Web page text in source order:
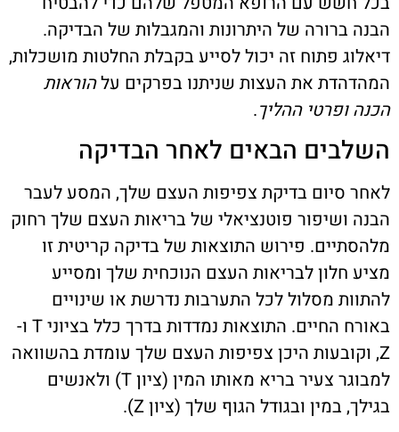
הבנה ברורה של היתרונות והמגבלות של הבדיקה.
דיאלוג פתוח זה יכול לסייע בקבלת החלטות מושכלות,
המהדהדת את העצות שניתנו בפרקים עלהוראות
הכנה ופרטי ההליך.
השלבים הבאים לאחר הבדיקה
לאחר סיום בדיקת צפיפות העצם שלך, המסע לעבר
הבנה ושיפור פוטנציאלי של בריאות העצם שלך רחוק
מלהסתיים. פירוש התוצאות של בדיקה קריטית זו
מציע חלון לבריאות העצם הנוכחית שלך ומסייע
להתוות מסלול לכל התערבות נדרשת או שינויים
באורח החיים. התוצאות נמדדות בדרך כלל בציוני T ו-
Z, וקובעות היכן צפיפות העצם שלך עומדת בהשוואה
למבוגר צעיר בריא מאותו המין (ציון T) ולאנשים
בגילך, במין ובגודל הגוף שלך (ציון Z).